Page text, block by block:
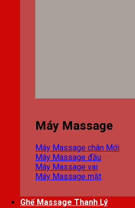
Máy Massage
Máy Massage chân
Máy Massage đầu
Máy Massage vai
Máy Massage mặt
Ghế Massage Thanh Lý